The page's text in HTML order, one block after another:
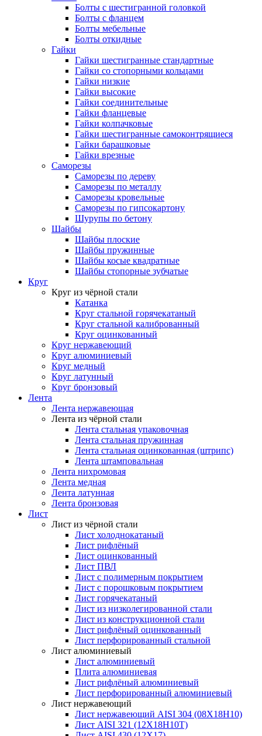
Болты с шестигранной головкой
Болты с фланцем
Болты мебельные
Болты откидные
Гайки
Гайки шестигранные стандартные
Гайки со стопорными кольцами
Гайки низкие
Гайки высокие
Гайки соединительные
Гайки фланцевые
Гайки колпачковые
Гайки шестигранные самоконтрящиеся
Гайки барашковые
Гайки врезные
Саморезы
Саморезы по дереву
Саморезы по металлу
Саморезы кровельные
Саморезы по гипсокартону
Шурупы по бетону
Шайбы
Шайбы плоские
Шайбы пружинные
Шайбы косые квадратные
Шайбы стопорные зубчатые
Круг
Круг из чёрной стали
Катанка
Круг стальной горячекатаный
Круг стальной калиброванный
Круг оцинкованный
Круг нержавеющий
Круг алюминиевый
Круг медный
Круг латунный
Круг бронзовый
Лента
Лента нержавеющая
Лента из чёрной стали
Лента стальная упаковочная
Лента стальная пружинная
Лента стальная оцинкованная (штрипс)
Лента штамповальная
Лента нихромовая
Лента медная
Лента латунная
Лента бронзовая
Лист
Лист из чёрной стали
Лист холоднокатаный
Лист рифлёный
Лист оцинкованный
Лист ПВЛ
Лист с полимерным покрытием
Лист с порошковым покрытием
Лист горячекатаный
Лист из низколегированной стали
Лист из конструкционной стали
Лист рифлёный оцинкованный
Лист перфорированный стальной
Лист алюминиевый
Лист алюминиевый
Плита алюминиевая
Лист рифлёный алюминиевый
Лист перфорированный алюминиевый
Лист нержавеющий
Лист нержавеющий AISI 304 (08Х18Н10)
Лист AISI 321 (12Х18Н10Т)